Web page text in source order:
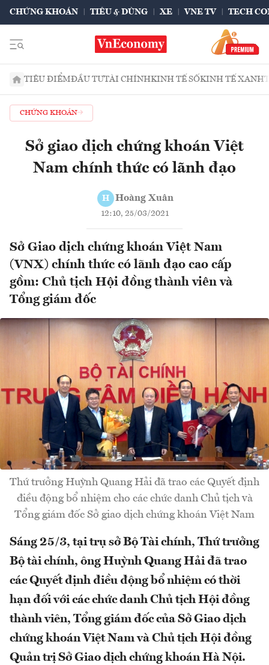
CHỨNG KHOÁN TIÊU & DÙNG XE VNE TV TECH
TIÊU ĐIỂMĐẦU TƯTÀI CHÍNHKINH TẾ SỐKINH TẾ XANH
CHỨNG KHOÁN
Sở giao dịch chứng khoán Việt
Nam chính thức có lãnh đạo
H Hoàng Xuân
12:10, 25/03/2021
Sở Giao dịch chứng khoán Việt Nam
(VNX) chính thức có lãnh đạo cao cấp
gồm: Chủ tịch Hội đồng thành viên và
Tổng giám đốc
Thứ trưởng Huỳnh Quang Hải đã trao các Quyết định
điều động bổ nhiệm cho các chức danh Chủ tịch và
Tổng giám đốc Sở giao dịch chứng khoán Việt Nam
Sáng 25/3, tại trụ sở Bộ Tài chính, Thứ trưởng
Bộ tài chính, ông Huỳnh Quang Hải đã trao
các Quyết định điều động bổ nhiệm có thời
hạn đối với các chức danh Chủ tịch Hội đồng
thành viên, Tổng giám đốc của Sở Giao dịch
chứng khoán Việt Nam và Chủ tịch Hội đồng
Quản trị Sở Giao dịch chứng khoán Hà Nội.